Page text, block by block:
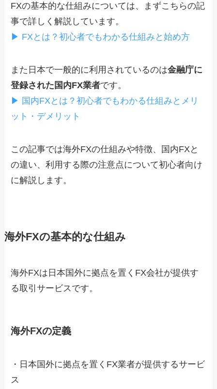
FXの基本的な仕組みについては、まずこちらの記
事で詳しく解説しています。
▶ FXとは？初心者でもわかる仕組みと始め方
また日本で一般的に利用されているのは金融庁に
登録された国内FX業者です。
▶ 国内FXとは？初心者でもわかる仕組みとメリ
ット・デメリット
この記事では海外FXの仕組みや特徴、国内FXと
の違い、利用する際の注意点について初心者向け
に解説します。
海外FXの基本的な仕組み
海外FXは日本国外に拠点を置くFX会社が提供す
る取引サービスです。
海外FXの定義
・日本国外に拠点を置くFX業者が提供するサービ
ス